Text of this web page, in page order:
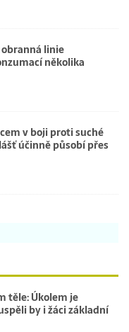
linie
několika
v boji proti suché
účinně působí přes
těle: Úkolem je
by i žáci základní